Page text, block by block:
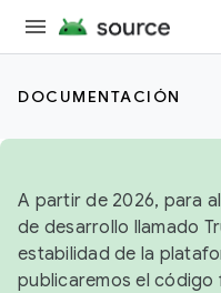
DOCUMENTACIÓN
A partir de 2026, para
de desarrollo llamado
estabilidad de la
publicaremos el código